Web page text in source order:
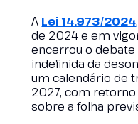
A Lei 14.973/2024
de 2024 e em
encerrou o
indefinida da
um calendário de
2027, com
sobre a folha